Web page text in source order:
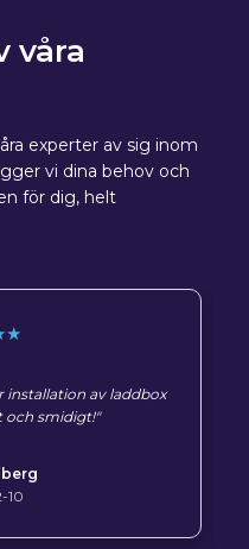
våra
experter av sig inom
vi dina behov och
för dig, helt
installation av laddbox
och smidigt!"
10